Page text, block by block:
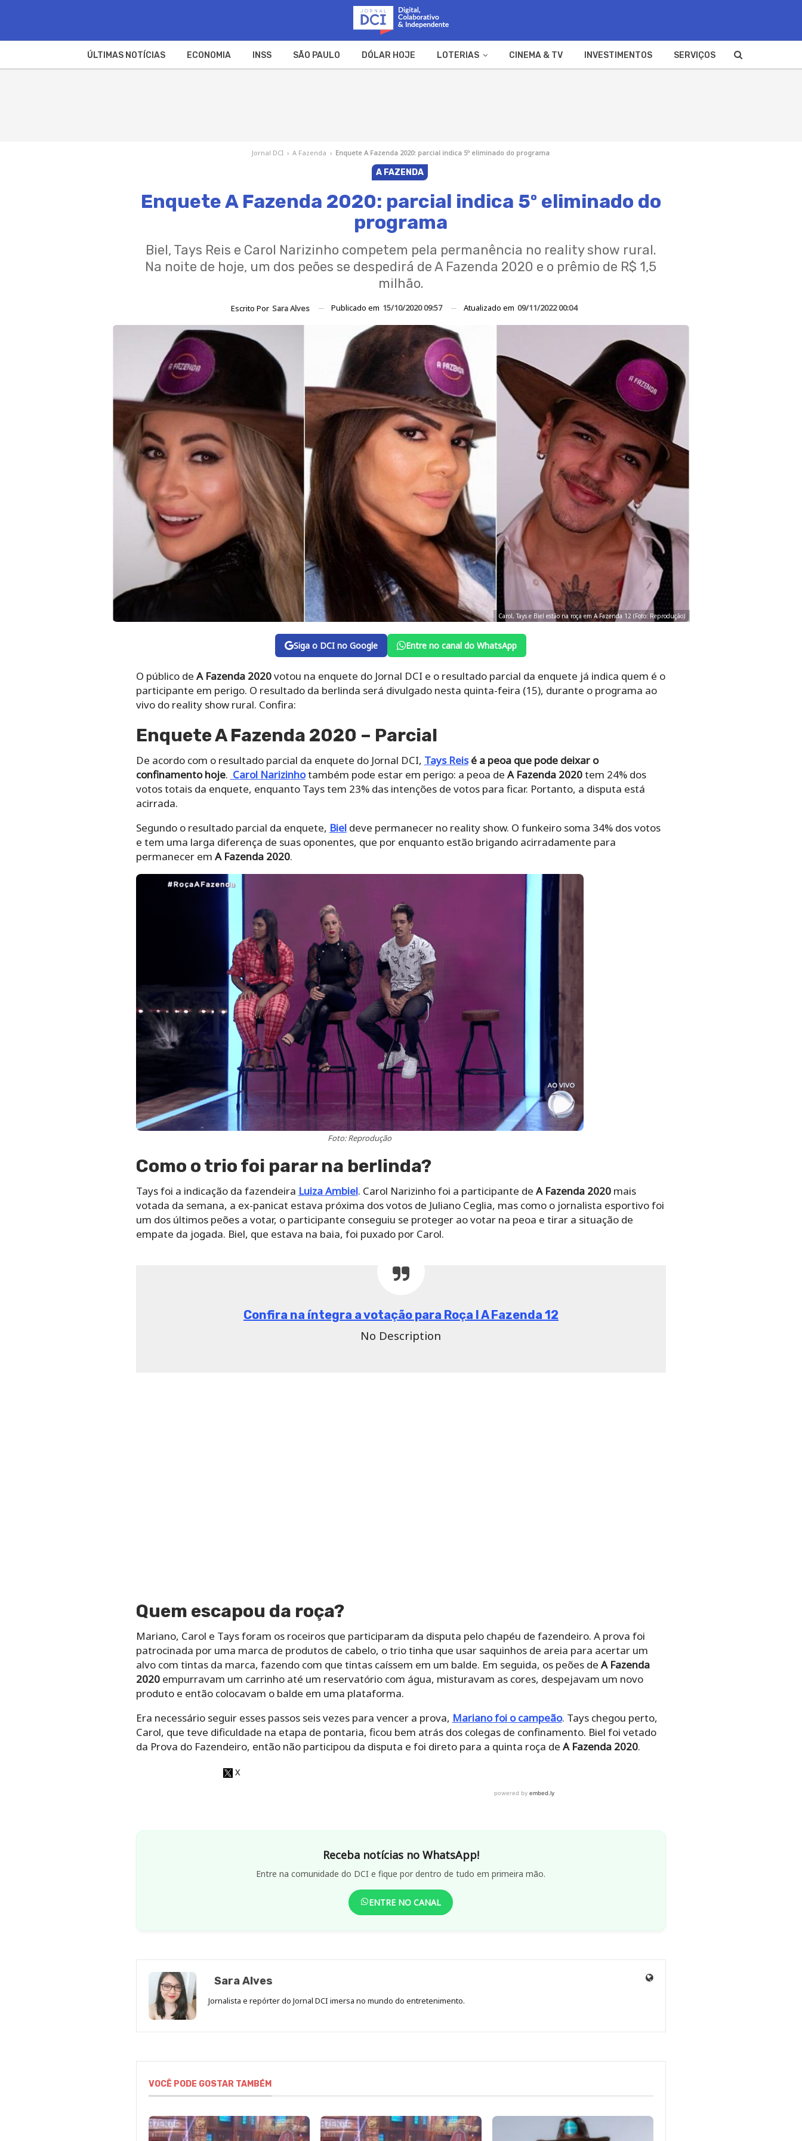
ÚLTIMAS NOTÍCIAS ECONOMIA INSS SÃO PAULO DÓLAR HOJE LOTERIAS CINEMA & TV INVESTIMENTOS SERVIÇOS
Jornal DCI › A Fazenda › Enquete A Fazenda 2020: parcial indica 5º eliminado do programa
A FAZENDA
Enquete A Fazenda 2020: parcial indica 5º eliminado do
programa
Biel, Tays Reis e Carol Narizinho competem pela permanência no reality show rural.
Na noite de hoje, um dos peões se despedirá de A Fazenda 2020 e o prêmio de R$ 1,5
milhão.
Escrito Por Sara Alves Publicado em 15/10/2020 09:57 Atualizado em 09/11/2022 00:04
Carol, Tays e Biel estão na roça em A Fazenda 12 (Foto: Reprodução)
Siga o DCI no Google Entre no canal do WhatsApp
O público de A Fazenda 2020votou na enquete do Jornal DCI e o resultado parcial da enquete já indica quem é o
participante em perigo. O resultado da berlinda será divulgado nesta quinta-feira (15), durante o programa ao
vivo do reality show rural. Confira:
Enquete A Fazenda 2020 – Parcial
De acordo com o resultado parcial da enquete do Jornal DCI, Tays Reisé a peoa que pode deixar o
confinamento hoje. Carol Narizinhotambém pode estar em perigo: a peoa de A Fazenda 2020tem 24% dos
votos totais da enquete, enquanto Tays tem 23% das intenções de votos para ficar. Portanto, a disputa está
acirrada.
Segundo o resultado parcial da enquete, Bieldeve permanecer no reality show. O funkeiro soma 34% dos votos
e tem uma larga diferença de suas oponentes, que por enquanto estão brigando acirradamente para
permanecer em A Fazenda 2020.
Foto: Reprodução
Como o trio foi parar na berlinda?
Tays foi a indicação da fazendeira Luiza Ambiel. Carol Narizinho foi a participante de A Fazenda 2020mais
votada da semana, a ex-panicat estava próxima dos votos de Juliano Ceglia, mas como o jornalista esportivo foi
um dos últimos peões a votar, o participante conseguiu se proteger ao votar na peoa e tirar a situação de
empate da jogada. Biel, que estava na baia, foi puxado por Carol.
Quem escapou da roça?
Mariano, Carol e Tays foram os roceiros que participaram da disputa pelo chapéu de fazendeiro. A prova foi
patrocinada por uma marca de produtos de cabelo, o trio tinha que usar saquinhos de areia para acertar um
empurravam um carrinho até um reservatório com água, misturavam as cores, despejavam um novo
Era necessário seguir esses passos seis vezes para vencer a prova,
Carol, que teve dificuldade na etapa de pontaria, ficou bem atrás dos colegas de confinamento. Biel foi vetado
da Prova do Fazendeiro, então não participou da disputa e foi direto para a quinta roça de
Sara Alves
Jornalista e repórter do Jornal DCI imersa no mundo do entretenimento.